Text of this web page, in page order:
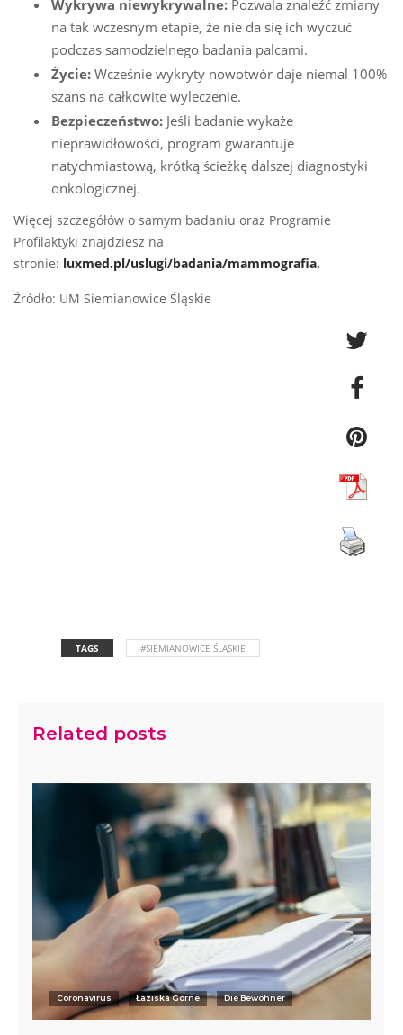
Wykrywa niewykrywalne: Pozwala znaleźć zmiany
na tak wczesnym etapie, że nie da się ich wyczuć
podczas samodzielnego badania palcami.
Życie: Wcześnie wykryty nowotwór daje niemal 100%
szans na całkowite wyleczenie.
Bezpieczeństwo: Jeśli badanie wykaże
nieprawidłowości, program gwarantuje
natychmiastową, krótką ścieżkę dalszej diagnostyki
onkologicznej.
Więcej szczegółów o samym badaniu oraz Programie
Profilaktyki znajdziesz na
stronie: luxmed.pl/uslugi/badania/mammografia.
Źródło: UM Siemianowice Śląskie
TAGS #SIEMIANOWICE ŚLĄSKIE
Related posts
Coronavirus Łaziska Górne Die Bewohner